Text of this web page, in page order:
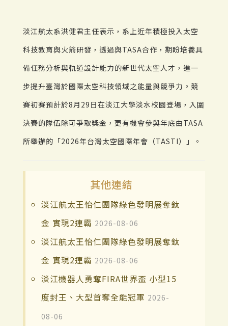
淡江航太系洪健君主任表示，系上近年積極投入太空
科技教育與火箭研發，透過與TASA合作，期盼培養具
備任務分析與軌道設計能力的新世代太空人才，進一
步提升臺灣於國際太空科技領域之能量與競爭力。競
賽初賽預計於8月29日在淡江大學淡水校園登場，入圍
決賽的隊伍除可爭取獎金，更有機會參與年底由TASA
所舉辦的「2026年台灣太空國際年會（TASTI）」。
其他連結
淡江航太王怡仁團隊綠色發明展奪鈦
金 實現2連霸 2026-08-06
淡江航太王怡仁團隊綠色發明展奪鈦
金 實現2連霸 2026-08-06
淡江機器人勇奪FIRA世界盃 小型15
度封王、大型首奪全能冠軍 2026-
08-06